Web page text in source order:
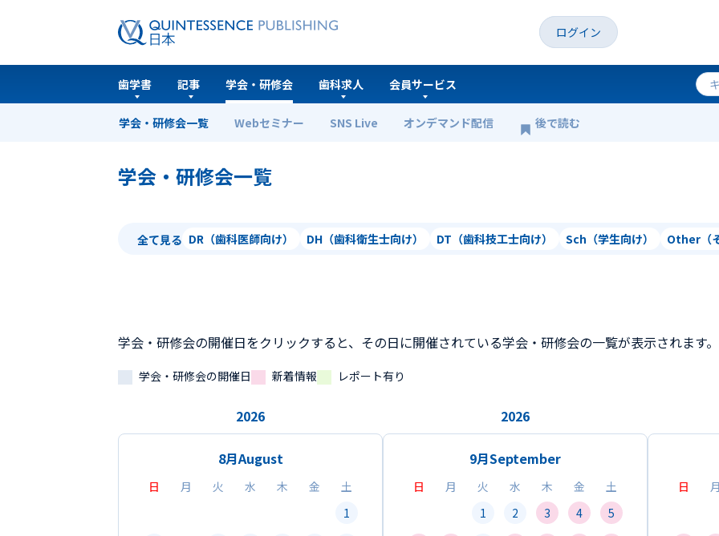
ログイン
歯学書 記事 学会・研修会
学会・研修会一覧 Webセミナー SNS Live オンデマンド配信 後で読む
歯科求人 会員サービス
ホーム 学会・研修会一覧
学会・研修会一覧
全て見る DR（歯科医師向け） DH（歯科衛生士向け） DT（歯科技工士向け） Sch（学生向け） Other（
学会・研修会の開催日をクリックすると、その日に開催されている学会・研修会の一覧が表示されます。
学会・研修会の開催日 新着情報 レポート有り
2026
8月August
日 月 火 水 木 金
土
1
2026
9月September
日 月 火 水 木 金
土
1
2 3 4
5
日